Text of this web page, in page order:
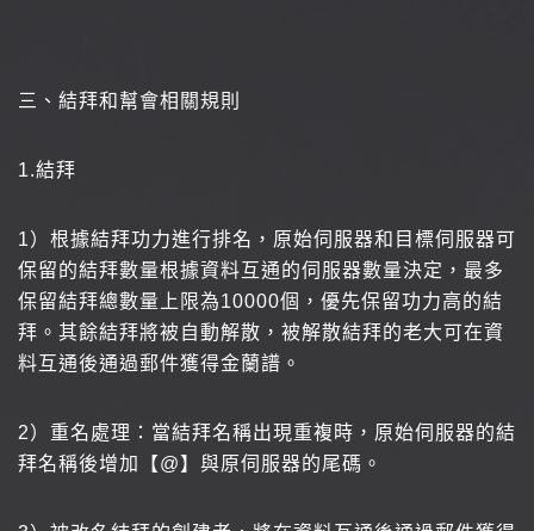
三、結拜和幫會相關規則
1.結拜
1）根據結拜功力進行排名，原始伺服器和目標伺服器可
保留的結拜數量根據資料互通的伺服器數量決定，最多
保留結拜總數量上限為10000個，優先保留功力高的結
拜。其餘結拜將被自動解散，被解散結拜的老大可在資
料互通後通過郵件獲得金蘭譜。
2）重名處理：當結拜名稱出現重複時，原始伺服器的結
拜名稱後增加【@】與原伺服器的尾碼。